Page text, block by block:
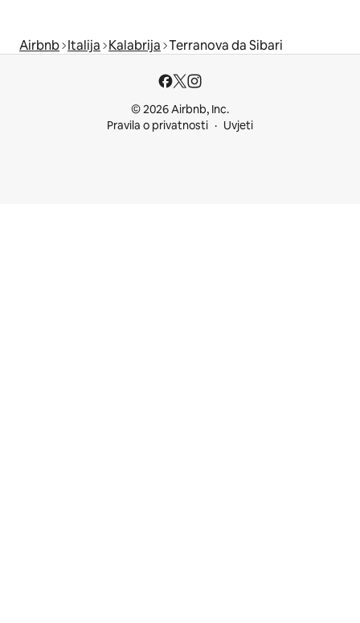
Airbnb Italija Kalabrija Terranova da Sibari
© 2026 Airbnb, Inc.
Pravila o privatnosti
Uvjeti